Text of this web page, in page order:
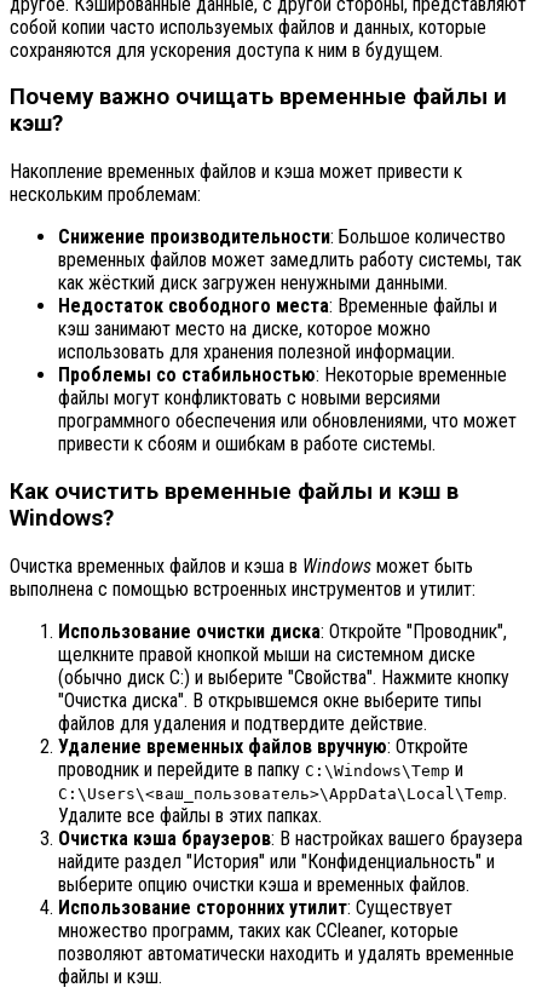
собой копии часто используемых файлов и данных, которые
сохраняются для ускорения доступа к ним в будущем.
Почему важно очищать временные файлы и
кэш?
Накопление временных файлов и кэша может привести к
нескольким проблемам:
Снижение производительности: Большое количество
временных файлов может замедлить работу системы, так
как жёсткий диск загружен ненужными данными.
Недостаток свободного места: Временные файлы и
кэш занимают место на диске, которое можно
использовать для хранения полезной информации.
Проблемы со стабильностью: Некоторые временные
файлы могут конфликтовать с новыми версиями
программного обеспечения или обновлениями, что может
привести к сбоям и ошибкам в работе системы.
Как очистить временные файлы и кэш в
Windows?
Очистка временных файлов и кэша в Windows может быть
выполнена с помощью встроенных инструментов и утилит:
Использование очистки диска: Откройте "Проводник",
щелкните правой кнопкой мыши на системном диске
(обычно диск C:) и выберите "Свойства". Нажмите кнопку
"Очистка диска". В открывшемся окне выберите типы
файлов для удаления и подтвердите действие.
Удаление временных файлов вручную: Откройте
проводник и перейдите в папку C:\Windows\Temp и
C:\Users\<ваш_пользователь>\AppData\Local\Temp.
Удалите все файлы в этих папках.
Очистка кэша браузеров: В настройках вашего браузера
найдите раздел "История" или "Конфиденциальность" и
выберите опцию очистки кэша и временных файлов.
Использование сторонних утилит: Существует
множество программ, таких как CCleaner, которые
позволяют автоматически находить и удалять временные
файлы и кэш.